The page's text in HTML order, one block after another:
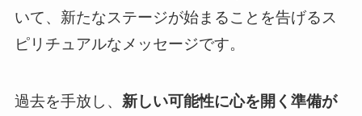
いて、新たなステージが始まることを告げるス
ピリチュアルなメッセージです。
過去を手放し、 新しい可能性に心を開く準備が